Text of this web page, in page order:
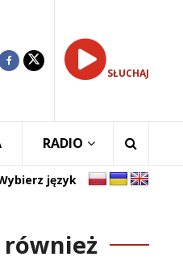
SŁUCHAJ
RADIO
język